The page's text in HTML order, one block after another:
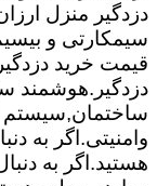
دزدگیر منزل
سیمکارتی و
قیمت خرید
دزدگیر.هوشمند
ساختمان,سیستم
وامنیتی.اگر به
هستید.اگر به